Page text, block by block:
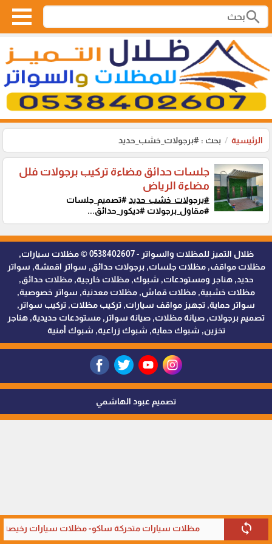
search
الرئيسية بحث : #برجولات_خشب_حديد
sync مظلات سيارات متحركة ساكو- مظلات سيارات رخيصة
جلسات حدائق مضاءة تركيب برجولات فلل
مضاءة الرياض
#برجولات_خشب_حديد#تصميم_جلسات
#مقاول_برجولات #ديكور_حدائق...
ظلال التميز للمظلات والسواتر - 0538402607 © مظلات سيارات,
مظلات مواقف, مظلات جلسات, برجولات حدائق, سواتر اقمشة, سواتر
حديد, هناجر ومستودعات, شبوك, مظلات خارجية, مظلات حدائق,
مظلات خشبية, مظلات قماش, مظلات معدنية, سواتر خصوصية,
سواتر حماية, تجهيز مواقف سيارات, تركيب مظلات, تركيب سواتر,
تصميم برجولات, صيانة مظلات, صيانة سواتر, مستودعات حديدية, هناجر
تخزين, شبوك حماية, شبوك زراعية, شبوك أمنية
تصميم عبود الهاشمي